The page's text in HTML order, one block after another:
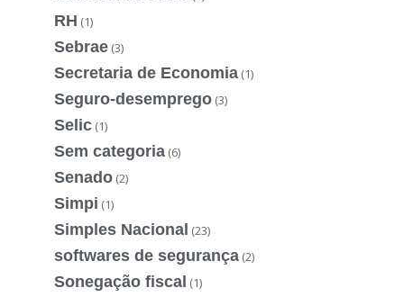
RH (1)
Sebrae (3)
Secretaria de Economia (1)
Seguro-desemprego (3)
Selic (1)
Sem categoria (6)
Senado (2)
Simpi (1)
Simples Nacional (23)
softwares de segurança (2)
Sonegação fiscal (1)